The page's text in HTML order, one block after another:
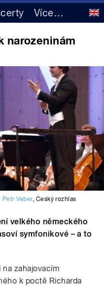
Více…
narozeninám
Petr Veber, Český rozhlas
velkého německého
symfonikové – a to
zahajovacím
k poctě Richarda